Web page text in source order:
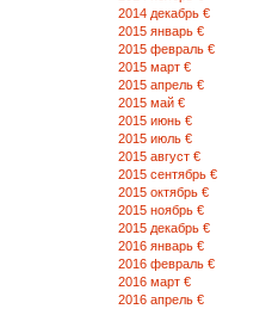
2014 декабрь €
2015 январь €
2015 февраль €
2015 март €
2015 апрель €
2015 май €
2015 июнь €
2015 июль €
2015 август €
2015 сентябрь €
2015 октябрь €
2015 ноябрь €
2015 декабрь €
2016 январь €
2016 февраль €
2016 март €
2016 апрель €